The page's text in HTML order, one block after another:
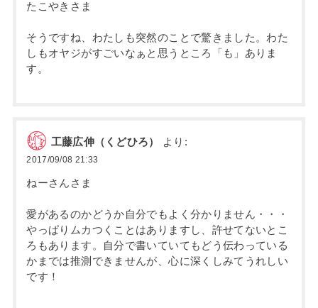
たこやきさま
そうですね、わたしも突然のことで驚きました。わた
しもオヤジがすごいなぁと思うところ「も」ありま
す。
工藤広伸（くどひろ） より:
2017/09/08 21:33
ねーさんさま
愛があるのかどうか自分でもよく分かりません・・・
やっぱりムカつくことはありますし、許せてないとこ
ろもあります。自分で書いていてもどう伝わっている
かまでは推測できませんが、心に深くしみてうれしい
です！